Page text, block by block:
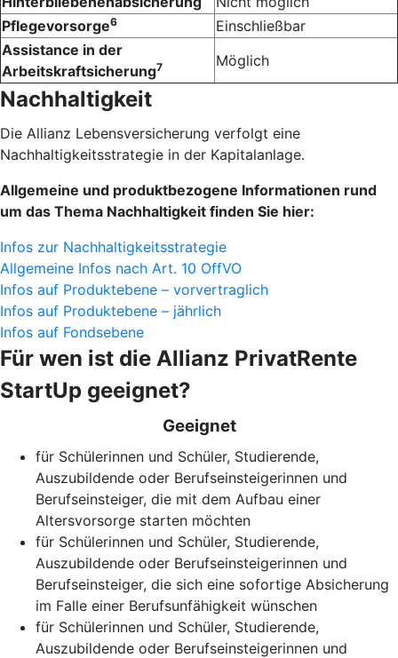
Pflegevorsorge6
Einschließbar
Assistance in der
Arbeitskraftsicherung7 Möglich
Nachhaltigkeit
Die Allianz Lebensversicherung verfolgt eine
Nachhaltigkeitsstrategie in der Kapitalanlage.
Allgemeine und produktbezogene Informationen rund
um das Thema Nachhaltigkeit finden Sie hier:
Infos zur Nachhaltigkeitsstrategie
Allgemeine Infos nach Art. 10 OffVO
Infos auf Produktebene – vorvertraglich
Infos auf Produktebene – jährlich
Infos auf Fondsebene
Für wen ist die Allianz Privat­Rente
StartUp geeignet?
Geeignet
für Schülerinnen und Schüler, Studierende,
Auszubildende oder Berufseinsteigerinnen und
Berufseinsteiger, die mit dem Aufbau einer
Altersvorsorge starten möchten
für Schülerinnen und Schüler, Studierende,
Auszubildende oder Berufseinsteigerinnen und
Berufseinsteiger, die sich eine sofortige Absicherung
im Falle einer Berufsunfähigkeit wünschen
für Schülerinnen und Schüler, Studierende,
Auszubildende oder Berufseinsteigerinnen und